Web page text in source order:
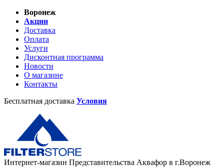
Воронеж
Акции
Доставка
Оплата
Услуги
Дисконтная программа
Новости
О магазине
Контакты
Бесплатная доставка Условия
Интернет-магазин Представительства Аквафор в г.Воронеж